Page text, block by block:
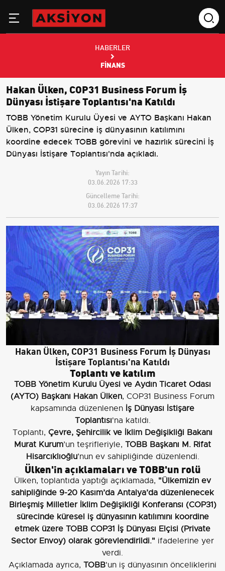
HABERLER
FINANS
Hakan Ülken, COP31 Business Forum İş
Dünyası İstişare Toplantısı'na Katıldı
TOBB Yönetim Kurulu Üyesi ve AYTO Başkanı Hakan
Ülken, COP31 sürecine iş dünyasının katılımını
koordine edecek TOBB görevini ve hazırlık sürecini İş
Dünyası İstişare Toplantısı'nda açıkladı.
Yayın Tarihi:
03.06.2026 17:33
Güncelleme Tarihi:
03.06.2026 17:37
Hakan Ülken, COP31 Business Forum İş Dünyası
İstişare Toplantısı'na Katıldı
Toplantı ve katılım
TOBB Yönetim Kurulu Üyesi ve Aydın Ticaret Odası
(AYTO) Başkanı Hakan Ülken, COP31 Business Forum
kapsamında düzenlenen İş Dünyası İstişare
Toplantısı'na katıldı.
Toplantı, Çevre, Şehircilik ve İklim Değişikliği Bakanı
Murat Kurum’un teşrifleriyle, TOBB Başkanı M. Rifat
Hisarcıklıoğlu’nun ev sahipliğinde düzenlendi.
Ülken'in açıklamaları ve TOBB'un rolü
Ülken, toplantıda yaptığı açıklamada, "Ülkemizin ev
sahipliğinde 9-20 Kasım’da Antalya’da düzenlenecek
Birleşmiş Milletler İklim Değişikliği Konferansı (COP31)
sürecinde küresel iş dünyasının katılımını koordine
etmek üzere TOBB COP31 İş Dünyası Elçisi (Private
Sector Envoy) olarak görevlendirildi." ifadelerine yer
verdi.
Açıklamada ayrıca, TOBB'un iş dünyasının önceliklerini